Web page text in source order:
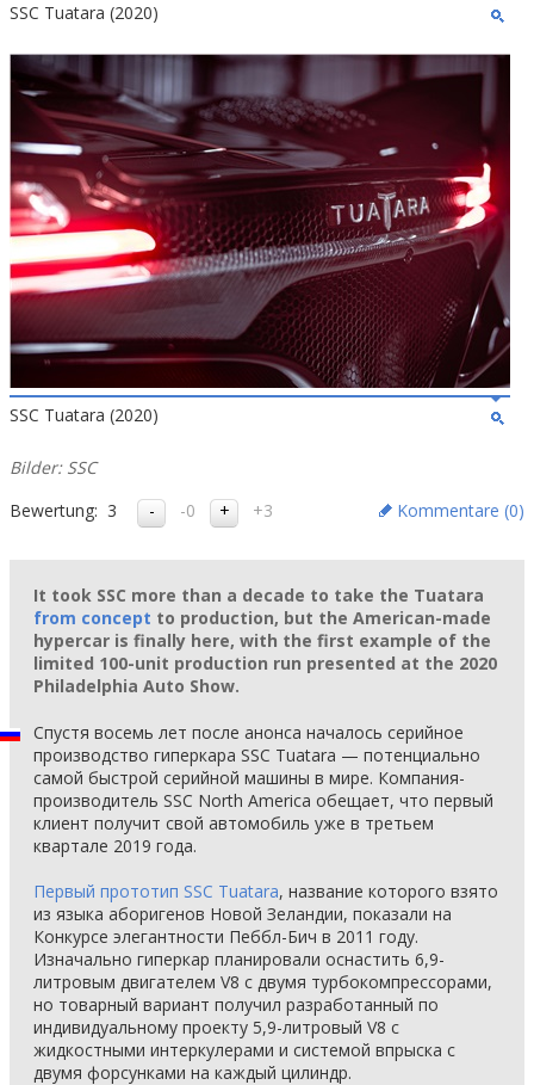
SSC Tuatara (2020)
SSC Tuatara (2020)
Bilder: SSC
Bewertung: 3 -0 +3 Kommentare (0)
It took SSC more than a decade to take the Tuatara
from concept to production, but the American-made
hypercar is finally here, with the first example of the
limited 100-unit production run presented at the 2020
Philadelphia Auto Show.
Спустя восемь лет после анонса началось серийное
производство гиперкара SSC Tuatara — потенциально
самой быстрой серийной машины в мире. Компания-
производитель SSC North America обещает, что первый
клиент получит свой автомобиль уже в третьем
квартале 2019 года.
Первый прототип SSC Tuatara, название которого взято
из языка аборигенов Новой Зеландии, показали на
Конкурсе элегантности Пеббл-Бич в 2011 году.
Изначально гиперкар планировали оснастить 6,9-
литровым двигателем V8 с двумя турбокомпрессорами,
но товарный вариант получил разработанный по
индивидуальному проекту 5,9-литровый V8 с
жидкостными интеркулерами и системой впрыска с
двумя форсунками на каждый цилиндр.